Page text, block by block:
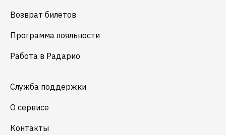
Возврат билетов
Программа лояльности
Работа в Радарио
Служба поддержки
О сервисе
Контакты